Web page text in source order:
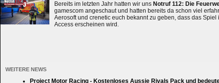
Bereits im letzten Jahr hatten wir uns Notruf 112: Die
gamescom angeschaut und hatten bereits da schon viel
Aerosoft und crenetic euch bekannt zu geben, dass das Spiel
Access erscheinen wird.
WEITERE NEWS
Project Motor Racing - Kostenloses Aussie Rivals Pack und